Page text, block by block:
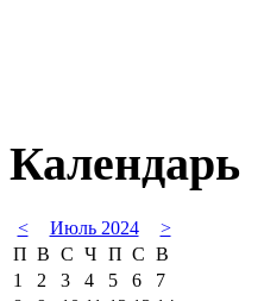
Календарь
< Июль 2024
>
П В С Ч П С В
1
2 3 4 5 6
7